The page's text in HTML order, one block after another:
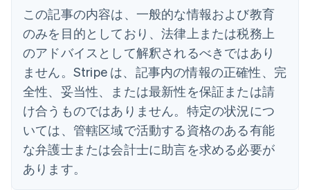
この記事の内容は、一般的な情報および教育
のみを目的としており、法律上または税務上
のアドバイスとして解釈されるべきではあり
ません。Stripe は、記事内の情報の正確性、完
全性、妥当性、または最新性を保証または請
け合うものではありません。特定の状況につ
いては、管轄区域で活動する資格のある有能
な弁護士または会計士に助言を求める必要が
あります。
イタリア
Italiano English
インド
English
エストニア
English
オーストラリア
English
オーストリア
Deutsch English
オランダ
Nederlands